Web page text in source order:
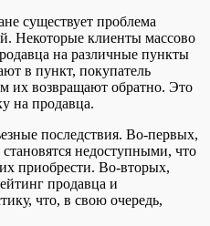
существует проблема
Некоторые клиенты массово
на различные пункты
в пункт, покупатель
их возвращают обратно. Это
на продавца.
последствия. Во-первых,
недоступными, что
приобрести. Во-вторых,
продавца и
что, в свою очередь,